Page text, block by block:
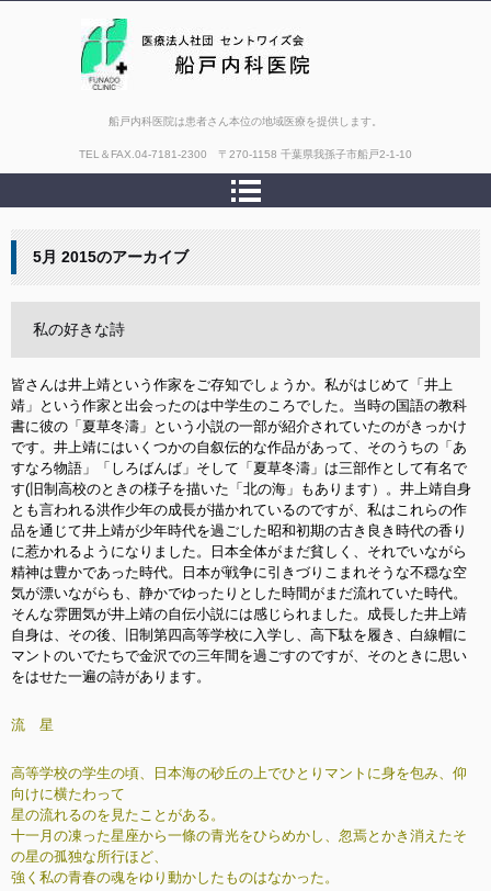
船戸内科医院は患者さん本位の地域医療を提供します。
TEL＆FAX. 04-7181-2300 〒270-1158 千葉県我孫子市船戸2-1-10
5月 2015のアーカイブ
私の好きな詩
皆さんは井上靖という作家をご存知でしょうか。私がはじめて「井上
靖」という作家と出会ったのは中学生のころでした。当時の国語の教科
書に彼の「夏草冬濤」という小説の一部が紹介されていたのがきっかけ
です。井上靖にはいくつかの自叙伝的な作品があって、そのうちの「あ
すなろ物語」「しろばんば」そして「夏草冬濤」は三部作として有名で
す(旧制高校のときの様子を描いた「北の海」もあります）。井上靖自身
とも言われる洪作少年の成長が描かれているのですが、私はこれらの作
品を通じて井上靖が少年時代を過ごした昭和初期の古き良き時代の香り
に惹かれるようになりました。日本全体がまだ貧しく、それでいながら
精神は豊かであった時代。日本が戦争に引きづりこまれそうな不穏な空
気が漂いながらも、静かでゆったりとした時間がまだ流れていた時代。
そんな雰囲気が井上靖の自伝小説には感じられました。成長した井上靖
自身は、その後、旧制第四高等学校に入学し、高下駄を履き、白線帽に
マントのいでたちで金沢での三年間を過ごすのですが、そのときに思い
をはせた一遍の詩があります。
流 星
高等学校の学生の頃、日本海の砂丘の上でひとりマントに身を包み、仰
向けに横たわって
星の流れるのを見たことがある。
十一月の凍った星座から一條の青光をひらめかし、忽焉とかき消えたそ
の星の孤独な所行ほど、
強く私の青春の魂をゆり動かしたものはなかった。